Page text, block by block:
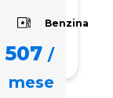
Benzina
507 /
mese